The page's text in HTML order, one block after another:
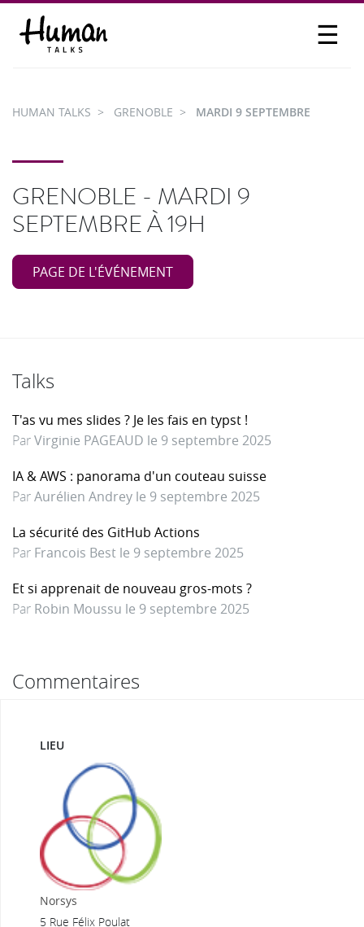
☰
PARTICIPER
HUMAN TALKS GRENOBLE MARDI 9 SEPTEMBRE
GRENOBLE - MARDI 9
SEPTEMBRE À 19H
PAGE DE L'ÉVÉNEMENT
Talks
T'as vu mes slides ? Je les fais en typst !
ParVirginie PAGEAUD le 9 septembre 2025
IA & AWS : panorama d'un couteau suisse
ParAurélien Andrey le 9 septembre 2025
La sécurité des GitHub Actions
Par Francois Best le 9 septembre 2025
Et si apprenait de nouveau gros-mots ?
Par Robin Moussu le 9 septembre 2025
Commentaires
LIEU
Norsys
5 Rue Félix Poulat